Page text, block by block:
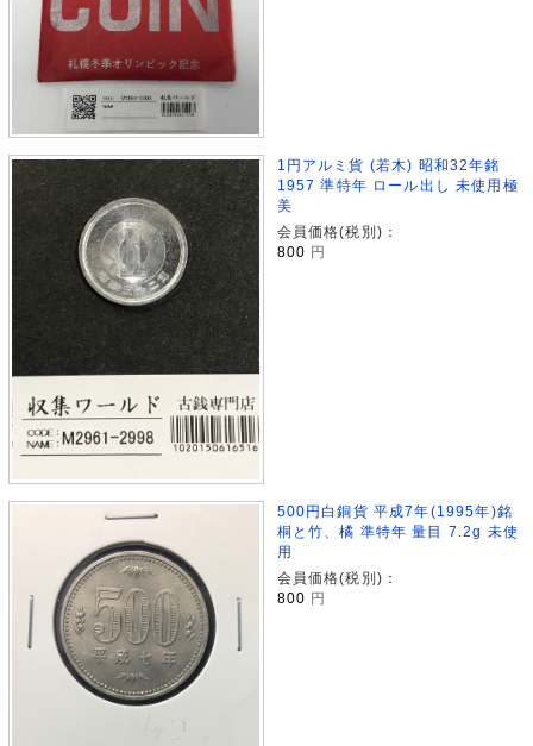
1円アルミ貨 (若木) 昭和32年銘
1957 準特年 ロール出し 未使用極
美
会員価格(税別)：
800 円
500円白銅貨 平成7年(1995年)銘
桐と竹、橘 準特年 量目 7.2g 未使
用
会員価格(税別)：
800 円